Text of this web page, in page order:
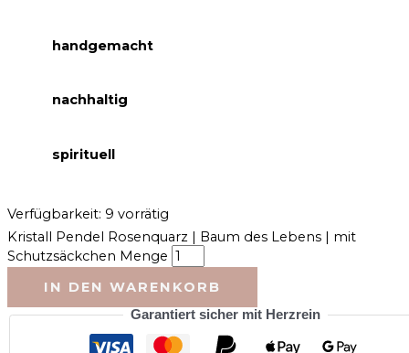
handgemacht
nachhaltig
spirituell
Verfügbarkeit: 9 vorrätig
Kristall Pendel Rosenquarz | Baum des Lebens | mit
Schutzsäckchen Menge
IN DEN WARENKORB
Garantiert sicher mit Herzrein